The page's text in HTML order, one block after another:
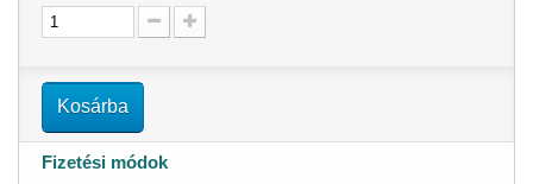
Kosárba
Fizetési módok